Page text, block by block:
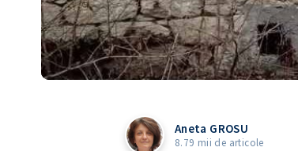
Aneta GROSU
8.79 mii de articole